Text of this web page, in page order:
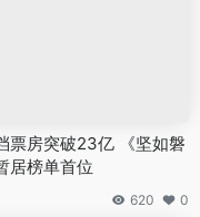
票房突破23亿 《坚如磐
居榜单首位
620 0